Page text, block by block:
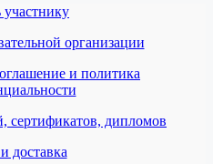
организации
и политика
сертификатов, дипломов
доставка